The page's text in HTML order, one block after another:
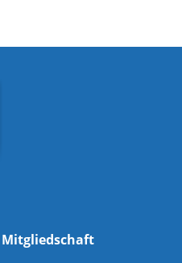
Mitgliedschaft